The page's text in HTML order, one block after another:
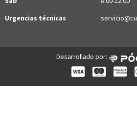
Urgencias técnicas
Desarrollado por: